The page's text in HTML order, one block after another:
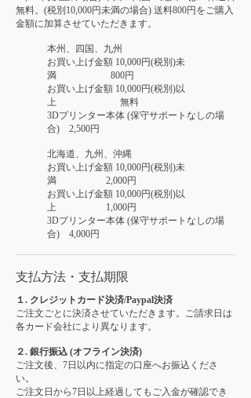
無料。(税別10,000円未満の場合) 送料800円をご購入
金額に加算させていただきます。
本州、四国、九州
お買い上げ金額 10,000円(税別)未
満 800円
お買い上げ金額 10,000円(税別)以
上 無料
3Dプリンター本体 (保守サポートなしの場
合) 2,500円
北海道、九州、沖縄
お買い上げ金額 10,000円(税別)未
満 2,000円
お買い上げ金額 10,000円(税別)以
上 1,000円
3Dプリンター本体 (保守サポートなしの場
合) 4,000円
支払方法・支払期限
１. クレジットカード決済/Paypal決済
ご注文ごとに決済させていただきます。ご請求日は
各カード会社により異なります。
２. 銀行振込 (オフライン決済)
ご注文後、7日以内に指定の口座へお振込くださ
い。
ご注文日から7日以上経過してもご入金が確認でき